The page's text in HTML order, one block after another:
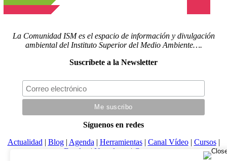
La Comunidad ISM es el espacio de información y divulgación
ambiental del Instituto Superior del Medio Ambiente….
Suscríbete a la Newsletter
Síguenos en redes
Actualidad | Blog| Agenda | Herramientas| Canal Vídeo| Cursos|
Empleo
| Newsletter | Contacto